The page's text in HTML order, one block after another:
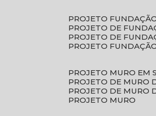
PROJETO
PROJETO DE
PROJETO DE
PROJETO
PROJETO MURO EM
PROJETO DE MURO
PROJETO DE MURO
PROJETO MURO